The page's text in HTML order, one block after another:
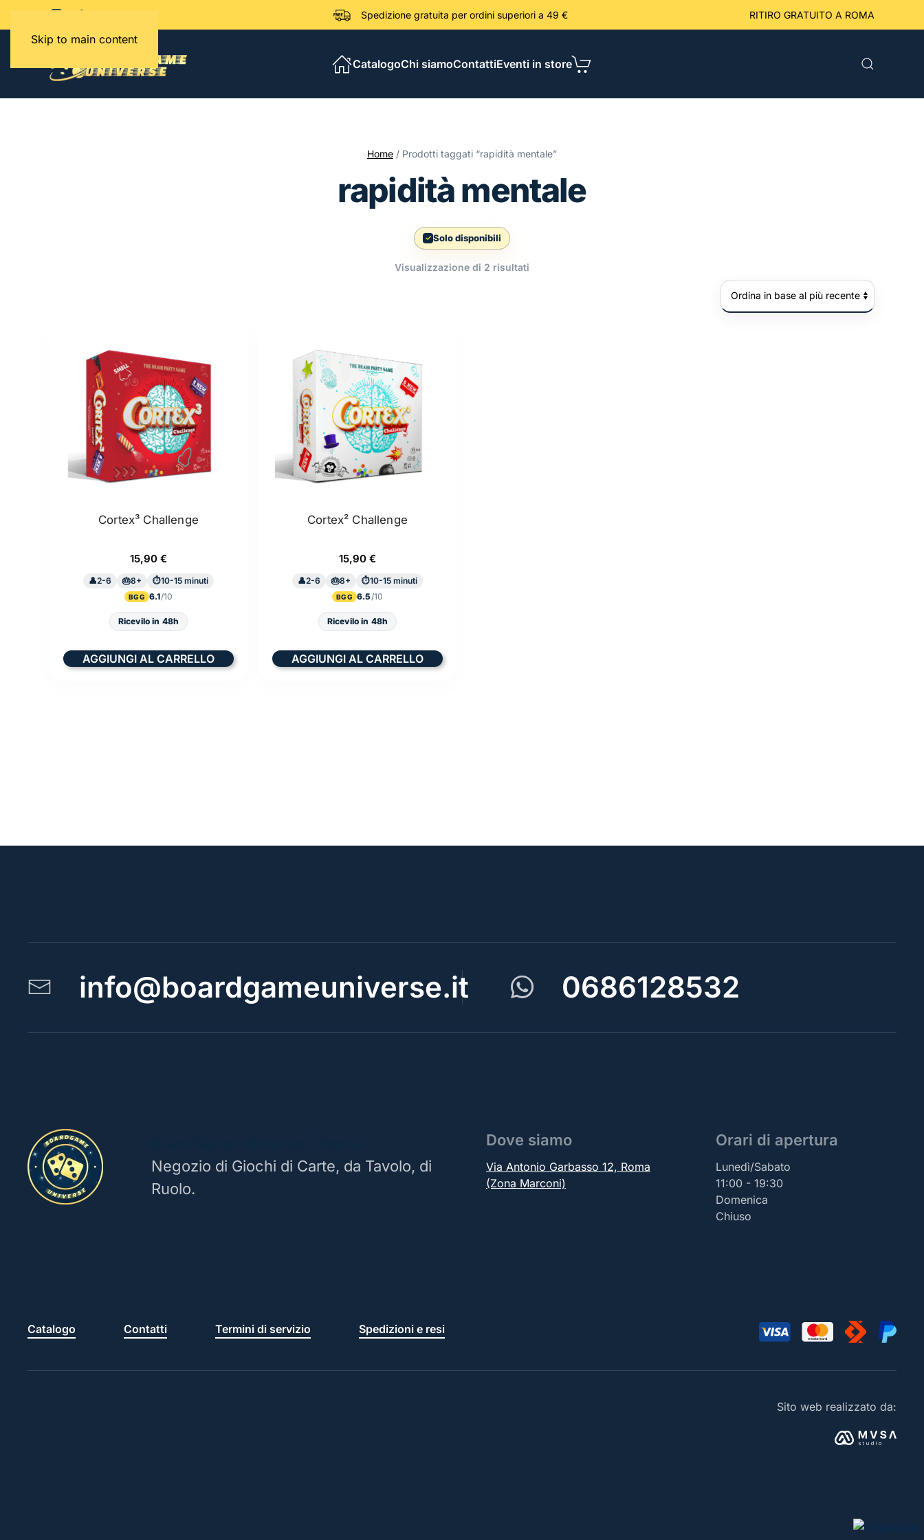
Skip to main content
Spedizione gratuita per ordini superiori a 49 € RITIRO GRATUITO A ROMA
CatalogoChi siamoContattiEventi in store
Home / Prodotti taggati “rapidità mentale”
rapidità mentale
Solo disponibili
Visualizzazione di 2 risultati
Cortex³ Challenge
15,90 €
2-6 8+ 10-15 minuti
BGG 6.1
Ricevilo in 48h
AGGIUNGI AL CARRELLO
Cortex² Challenge
15,90 €
2-6 8+ 10-15 minuti
BGG 6.5
Ricevilo in 48h
AGGIUNGI AL CARRELLO
info@boardgameuniverse.it 0686128532
Negozio di Giochi di Carte, da Tavolo, di
Ruolo.
Dove siamo
Via Antonio Garbasso 12, Roma
(Zona Marconi)
Orari di apertura
Lunedì/Sabato
11:00 - 19:30
Domenica
Chiuso
Catalogo Contatti Termini di servizio Spedizioni e resi
Sito web realizzato da: